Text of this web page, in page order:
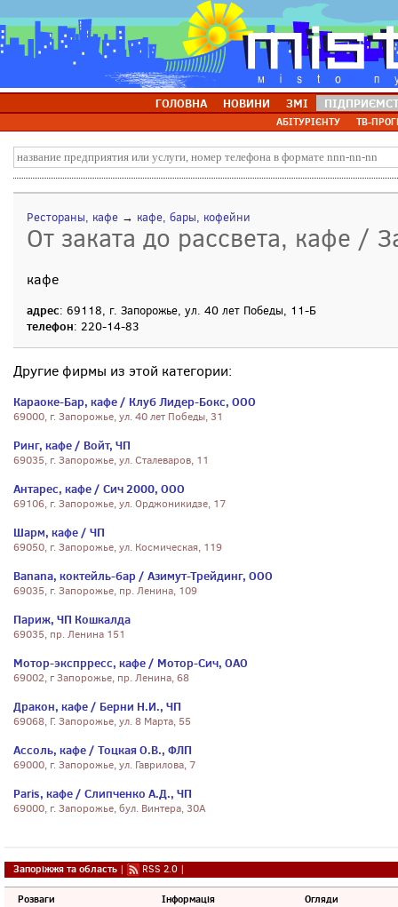
ГОЛОВНА НОВИНИ ЗМІ
АБІТУРІЄНТУ ТВ-
Рестораны, кафе → кафе, бары, кофейни
От заката до рассвета, кафе /
кафе
адрес: 69118, г. Запорожье, ул. 40 лет Победы, 11-Б
телефон: 220-14-83
Другие фирмы из этой категории:
Караоке-Бар, кафе / Клуб Лидер-Бокс, ООО
69000, г. Запорожье, ул. 40 лет Победы, 31
Ринг, кафе / Войт, ЧП
69035, г. Запорожье, ул. Сталеваров, 11
Антарес, кафе / Сич 2000, ООО
69106, г. Запорожье, ул. Орджоникидзе, 17
Шарм, кафе / ЧП
69050, г. Запорожье, ул. Космическая, 119
Banana, коктейль-бар / Азимут-Трейдинг, ООО
69035, г. Запорожье, пр. Ленина, 109
Париж, ЧП Кошкалда
69035, пр. Ленина 151
Мотор-экспрресс, кафе / Мотор-Сич, ОАО
69002, г Запорожье, пр. Ленина, 68
Дракон, кафе / Берни Н.И., ЧП
69068, Г. Запорожье, ул. 8 Марта, 55
Ассоль, кафе / Тоцкая О.В., ФЛП
69000, г. Запорожье, ул. Гаврилова, 7
Paris, кафе / Слипченко А.Д., ЧП
69000, г. Запорожье, бул. Винтера, 30А
Запоріжжя та область | RSS 2.0 |
Розваги Інформація Огляди